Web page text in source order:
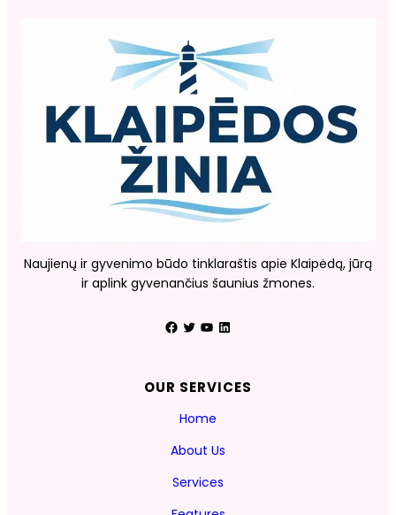
Naujienų ir gyvenimo būdo tinklaraštis apie Klaipėdą, jūrą
ir aplink gyvenančius šaunius žmones.
Facebook Twitter YouTube LinkedIn
OUR SERVICES
Home
About Us
Services